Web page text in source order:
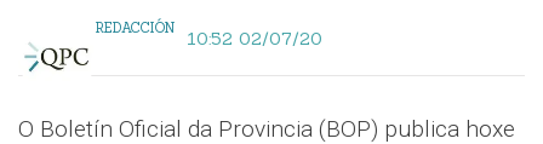
REDACCIÓN 10:52 02/07/20
O Boletín Oficial da Provincia (BOP) publica hoxe